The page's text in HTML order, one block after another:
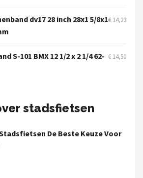
dv17 28 inch 28x1 5/8x1€ 14,23
S-101 BMX 12 1/2 x 2 1/4 62- € 14,50
stadsfietsen
De Beste Keuze Voor